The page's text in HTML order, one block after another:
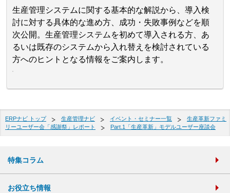
生産管理システムに関する基本的な解説から、導入検
討に対する具体的な進め方、成功・失敗事例などを順
次公開。生産管理システムを初めて導入される方、あ
るいは既存のシステムから入れ替えを検討されている
方へのヒントとなる情報をご案内します。
ERPナビ トップ 生産管理ナビ イベント・セミナー一覧
生産革新ファミ
リーユーザー会「感謝祭」レポート
Part.1「生産革新」モデルユーザー座談会
特集コラム
お役立ち情報